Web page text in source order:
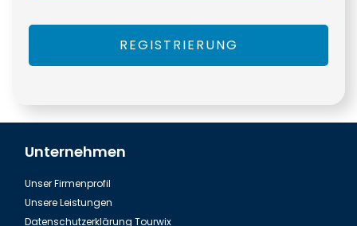
REGISTRIERUNG
Unternehmen
Unser Firmenprofil
Unsere Leistungen
Datenschutzerklärung Tourwix